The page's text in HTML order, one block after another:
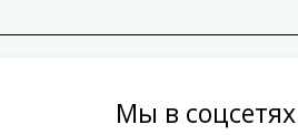
Мы в соцсетях